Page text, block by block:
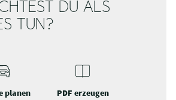
DU ALS
TUN?
planen PDF erzeugen